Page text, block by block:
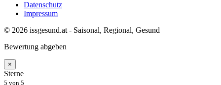
Datenschutz
Impressum
© 2026 issgesund.at - Saisonal, Regional, Gesund
Bewertung abgeben
×
Sterne
5 von 5